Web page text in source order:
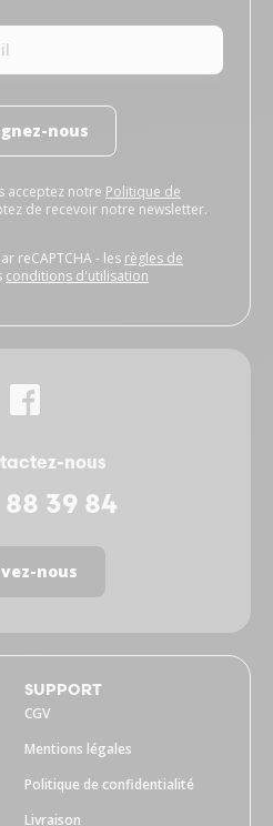
nous
acceptez notre Politique de
de recevoir notre newsletter.
reCAPTCHA - les règles de
conditions d'utilisation
nous
88 39 84
nous
SUPPORT
CGV
Mentions légales
Politique de confidentialité
Livraison